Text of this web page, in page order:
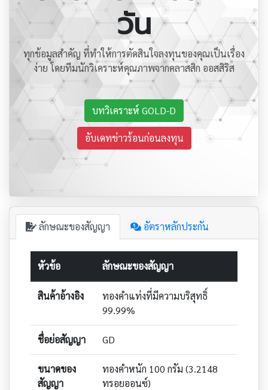
วัน
ทุกข้อมูลสำคัญ ที่ทำให้การตัดสินใจลงทุนของคุณเป็นเรื่อง
ง่าย โดยทีมนักวิเคราะห์คุณภาพจากคลาสสิก ออสสิริส
บทวิเคราะห์ GOLD-D
อับเดทข่าวร้อนก่อนลงทุน
ลักษณะของสัญญา อัตราหลักประกัน
หัวข้อ ลักษณะของสัญญา
สินค้าอ้างอิง
ทองคำแท่งที่มีความบริสุทธิ์
99.99%
ชื่อย่อสัญญา GD
ขนาดของ
สัญญา
ทองคำหนัก 100 กรัม (3.2148
ทรอยออนซ์)